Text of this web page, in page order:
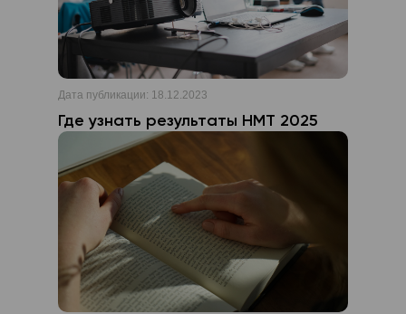
Дата публикации: 18.12.2023
Где узнать результаты НМТ 2025